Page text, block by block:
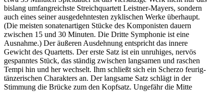
bislang umfangreichste Streichquartett Leistner-Mayers, sondern
auch eines seiner ausgedehntesten zyklischen Werke überhaupt.
(Die meisten sonatenartigen Stücke des Komponisten dauern
zwischen 15 und 30 Minuten. Die Dritte Symphonie ist eine
Ausnahme.) Der äußeren Ausdehnung entspricht das innere
Gewicht des Quartetts. Der erste Satz ist ein unruhiges, nervös
gespanntes Stück, das ständig zwischen langsamen und raschen
Tempi hin und her wechselt. Ihm schließt sich ein Scherzo feurig-
tänzerischen Charakters an. Der langsame Satz schlägt in der
Stimmung die Brücke zum den Kopfsatz. Ungefähr die Mitte